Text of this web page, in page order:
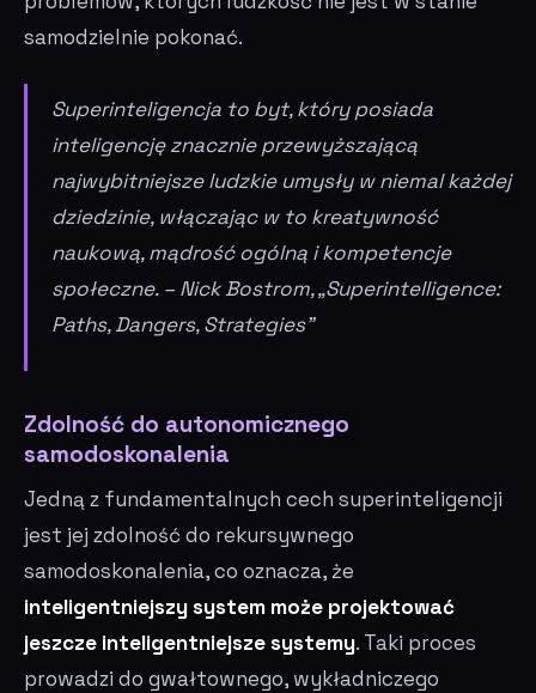
samodzielnie pokonać.
Superinteligencja to byt, który posiada
inteligencję znacznie przewyższającą
najwybitniejsze ludzkie umysły w niemal każdej
dziedzinie, włączając w to kreatywność
naukową, mądrość ogólną i kompetencje
społeczne. – Nick Bostrom, „Superintelligence:
Paths, Dangers, Strategies”
Zdolność do autonomicznego
samodoskonalenia
Jedną z fundamentalnych cech superinteligencji
jest jej zdolność do rekursywnego
samodoskonalenia, co oznacza, że
inteligentniejszy system może projektować
jeszcze inteligentniejsze systemy. Taki proces
prowadzi do gwałtownego, wykładniczego